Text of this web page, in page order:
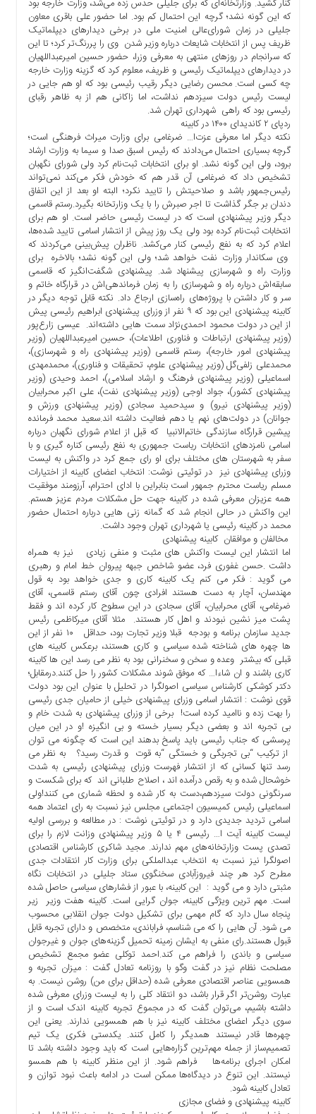
کنار کشید. وزارتخانه‌ای ‌که برای‌ جلیلی حدس زده می‌شد، وزارت خارجه بود
که این گونه نشد؛ گرچه این احتمال کم بود. اما حضور علی باقری معاون
جلیلی‌ در زمان شورای‌عالی امنیت ملی در برخی‌ دیدارهای‌ دیپلماتیک
ظریف پس از انتخابات شایعات درباره وزیر شدن وی را پررنگ‌تر کرد؛ تا این
که سرانجام در روزهای منتهی به معرفی وزرا، حضور حسین امیرعبداللهیان
در دیدارهای دیپلماتیک رئیسی و ظریف، معلوم کرد که گزینه وزارت خارجه
چه کسی است. محسن رضایی دیگر رقیب رئیسی بود که او هم جایی در
لیست رئیس دولت سیزدهم نداشت، اما زاکانی هم از به ظاهر رقبای
رئیسی بود که راهی شهرداری تهران شد.
ردپای ۲ کاندیدای ۱۴۰۰ در کابینه
نکته دیگر اما معرفی عزت‌ا… ضرغامی برای‌ وزارت میراث فرهنگی است؛
گرچه بسیاری احتمال می‌دادند که رئیس اسبق صدا و سیما به وزارت ارشاد
برود، ولی این گونه نشد. او برای انتخابات ثبت‌نام کرد ولی شورای نگهبان
تشخیص داد که ضرغامی آن قدر هم که خودش فکر می‌کند نمی‌تواند
رئیس‌جمهور باشد و صلاحیتش را تایید نکرد؛ البته او بعد از این اتفاق
دندان بر جگر گذاشت تا اجر صبرش را با یک وزارتخانه بگیرد.رستم قاسمی
دیگر وزیر پیشنهادی است که در لیست رئیسی حاضر است. او هم برای‌
انتخابات ثبت‌نام کرده بود ولی یک روز پیش از انتشار اسامی تایید شده‌ها،
اعلام کرد که به نفع رئیسی کنار می‌کشد. ناظران پیش‌بینی می‌کردند که
وی سکاندار وزارت نفت خواهد شد؛ ولی این گونه نشد؛ بالاخره برای
وزارت راه و شهرسازی پیشنهاد شد. پیشنهادی شگفت‌انگیز که قاسمی
سابقه‌اش درباره راه و شهرسازی را به زمان فرماندهی‌اش در قرارگاه خاتم و
سر و کار داشتن با پروژه‌های راه‌سازی ارجاع داد. نکته قابل توجه دیگر در
کابینه پیشنهادی این بود که ۹ نفر از وزرای پیشنهادی ابراهیم رئیسی پیش
از این در دولت محمود احمدی‌نژاد سمت هایی داشته‌اند. عیسی زارع‌پور
(وزیر پیشنهادی ارتباطات و فناوری اطلاعات)، حسین امیرعبداللهیان (وزیر
پیشنهادی امور خارجه)، رستم قاسمی (وزیر پیشنهادی راه و شهرسازی)،
محمدعلی زلفی‌گل (وزیر پیشنهادی علوم، تحقیقات و فناوری)، محمدمهدی
اسماعیلی (وزیر پیشنهادی فرهنگ و ارشاد اسلامی)، احمد وحیدی (وزیر
پیشنهادی کشور)، جواد اوجی (وزیر پیشنهادی نفت)، علی اکبر محرابیان
(وزیر پیشنهادی نیرو) و سیدحمید سجادی (وزیر پیشنهادی ورزش و
جوانان) در دولت‌های نهم یا دهم فعالیت داشته اند.سعید محمد فرمانده
پیشین قرارگاه سازندگی خاتم‌الانبیا که قبل از اعلام شورای نگهبان درباره
اسامی نامزدهای انتخابات ریاست جمهوری به نفع رئیسی کناره گیری و با
سفر به شهرستان های مختلف برای او رای جمع کرد در واکنش به لیست
وزرای پیشنهادی نیز در توئیتی نوشت: انتخاب اعضای کابینه از اختیارات
مسلم ریاست محترم جمهور است بنابراین با ادای احترام، آرزومند موفقیت
همه عزیزان معرفی شده در کابینه جهت حل مشکلات مردم عزیز هستم.
این واکنش در حالی انجام شد که گمانه زنی هایی درباره احتمال حضور
محمد در کابینه رئیسی یا شهرداری تهران وجود داشت.
مخالفان و موافقان کابینه پیشنهادی
اما انتشار این لیست واکنش های مثبت و منفی زیادی نیز به همراه
داشت .حسن غفوری فرد، عضو شاخص جبهه پیروان خط امام و رهبری
می گوید : فکر می کنم یک کابینه کاری و جدی خواهد بود به قول
مهندسان، آچار به دست هستند افرادی چون آقای رستم قاسمی، آقای
ضرغامی، آقای محرابیان، آقای سجادی در این سطوح کار کرده اند و فقط
پشت میز نشین نبودند و اهل کار هستند. مثلا آقای میرکاظمی رئیس
جدید سازمان برنامه و بودجه قبلا وزیر تجارت بود، حداقل ۱۰ نفر از این
ها چهره های شناخته شده سیاسی و کاری هستند، ‌برعکس کابینه های
قبلی که بیشتر وعده و سخن و سخنرانی بود به نظر می رسد این ها کابینه
کاری باشند و ان شاءا… که موفق شوند مشکلات کشور را حل کنند.درمقابل؛
دکتر کوشکی کارشناس سیاسی اصولگرا در تحلیل با عنوان این بود دولت
قوی نوشت : انتشار اسامی وزرای پیشنهادی خیلی از حامیان جدی رئیسی
را بهت زده و ناامید کرده است! برخی از وزرای پیشنهادی به شدت خام و
بی تجربه اند و بعضی دیگر بسیار خسته و بی انگیزه !و در این میان
پرسشی که جناب رئیسی باید پاسخ بدهند این است که چگونه می توان
از ترکیب “بی تجربگی و خستگی “به قوت و قدرت رسید؟ به نظر می
رسد تنها کسانی که از انتشار فهرست وزرای پیشنهادی رئیسی به شدت
خوشحال شده و به رقص درآمده اند ، اصلاح طلبانی اند که برای شکست و
سرنگونی دولت سیزدهم،دست به کار شده و لحظه شماری می کنند!ولی
اسماعیلی رئیس کمیسیون اجتماعی مجلس نیز نسبت به رای اعتماد همه
اسامی تردید جدیدی دارد و در توئیتی نوشت : در مطالعه و بررسی اولیه
لیست کابینه آیت ا… رئیسی ۴ یا ۵ وزیر پیشنهادی وزانت لازم را برای
تصدی پست وزارتخانه‌های مهم ندارند. مجید شاکری کارشناس اقتصادی
اصولگرا نیز نسبت به انتخاب عبدالملکی برای وزارت کار انتقادات جدی
مطرح کرد هر چند فیروزآبادی سخنگوی ستاد جلیلی در انتخابات نگاه
مثبتی دارد و می گوید : این کابینه، با عبور از فشارهای سیاسی حاصل شده
است. مهم ترین ویژگی کابینه، جوان گرایی است. کابینه هفت وزیر زیر
پنجاه سال دارد که گام مهمی برای تشکیل دولت جوان انقلابی محسوب
می شود. آن هایی را که می شناسم، فراباندی، متخصص و دارای تجربه قابل
قبول هستند.رای منفی به ایشان زمینه تحمیل گزینه‌های جوان و غیرجوان
سیاسی و باندی را فراهم می کند.احمد توکلی عضو مجمع تشخیص
مصلحت نظام نیز در گفت وگو با روزنامه تعادل گفت : میزان تجربه و
همسویی عناصر اقتصادی معرفی شده (حداقل برای من) روشن نیست. به
عبارت روشن‌تر اگر قرار باشد، دو انتقاد کلی را به لیست وزرای معرفی شده
داشته باشیم، می‌توان گفت که در مجموع تجربه کابینه اندک است و از
سوی دیگر اعضای مختلف کابینه نیز با هم همسویی ندارند. یعنی این
چهره‌ها قادر نیستند همدیگر را کامل کنند. یکدستی فکری یک تیم
تصمیم‌ساز از جمله مهم‌ترین گزاره‌هایی است که باید وجود داشته باشد تا
امکان اجرای برنامه‌ها فراهم شود. از این منظر کابینه با هم همسو
نیستند. این تنوع در دیدگاه‌ها ممکن است در ادامه باعث نبود توازن و
تعادل کابینه شود.
کابینه پیشنهادی و فضای مجازی